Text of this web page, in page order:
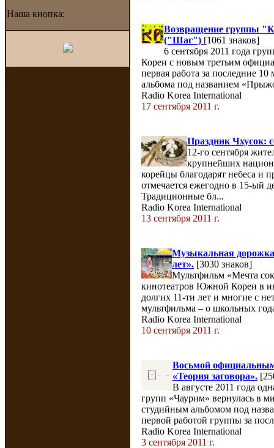
Наша кнопка:
Возвращение группы
("Шаг") [1061 знаков]
6 сентября 2011 года
Кореи с новым третьим
первая работа за последние
альбома под названием
Radio Korea International
17 сентября 2011 г.
Праздник Чхусок:
12-го сентября
крупнейших
корейцы благодарят небеса и
отмечается ежегодно в 15-ый
Традиционные бл...
Radio Korea International
13 сентября 2011 г.
Музыкальная
лет». [3030 знаков]
Мультфильм «Мечта
кинотеатров Южной Кореи в
долгих 11-ти лет и многие с
мультфильма – о школьных
Radio Korea International
10 сентября 2011 г.
Восьмой
«Теория заговора».
В августе 2011 года
групп «Чаурим» вернулась в
студийным альбомом под
первой работой группы за
Radio Korea International
3 сентября 2011 г.